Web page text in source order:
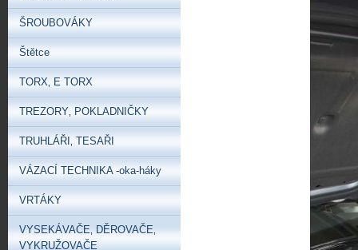
ŠROUBOVÁKY
Štětce
TORX‚ E TORX
TREZORY‚ POKLADNIČKY
TRUHLÁŘI‚ TESAŘI
VÁZACÍ TECHNIKA -oka-háky
VRTÁKY
VYSEKÁVAČE‚ DĚROVAČE‚
VYKRUŽOVAČE